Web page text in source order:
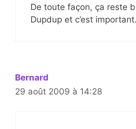
De toute façon, ça reste
Dupdup et c’est important.
Bernard
29 août 2009 à 14:28